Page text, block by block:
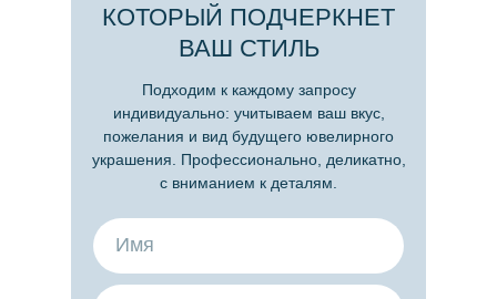
Подходим к каждому запросу
индивидуально: учитываем ваш вкус,
пожелания и вид будущего ювелирного
украшения. Профессионально, деликатно,
с вниманием к деталям.
КОТОРЫЙ ПОДЧЕРКНЕТ
ВАШ СТИЛЬ